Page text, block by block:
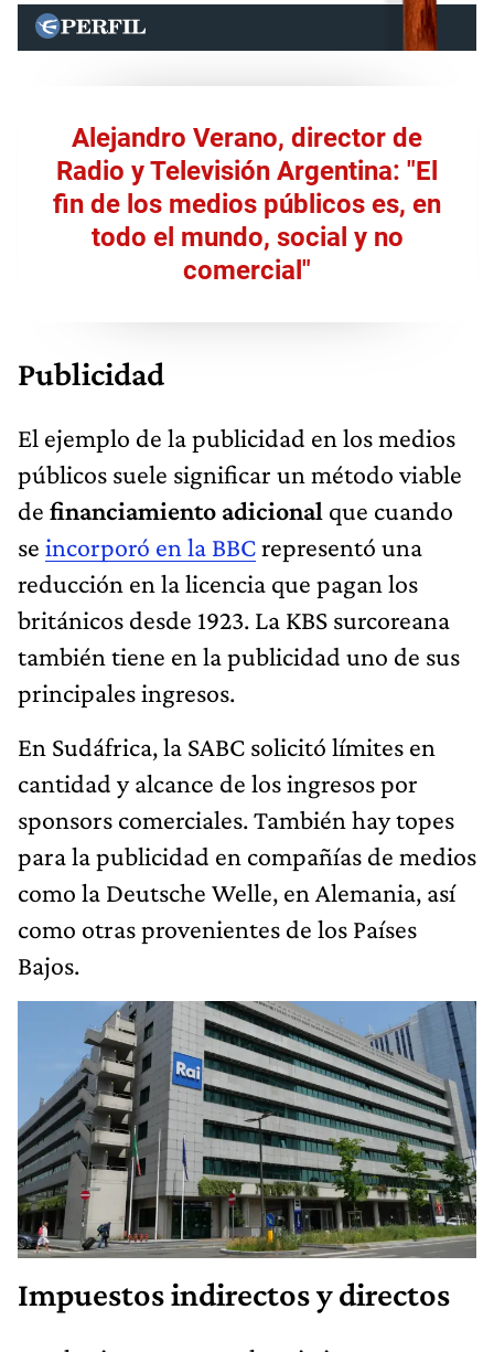
Alejandro Verano, director de
Radio y Televisión Argentina: "El
fin de los medios públicos es, en
todo el mundo, social y no
comercial"
Publicidad
El ejemplo de la publicidad en los medios
públicos suele significar un método viable
de financiamiento adicional que cuando
se incorporó en la BBCrepresentó una
reducción en la licencia que pagan los
británicos desde 1923. La KBS surcoreana
también tiene en la publicidad uno de sus
principales ingresos.
En Sudáfrica, la SABC solicitó límites en
cantidad y alcance de los ingresos por
sponsors comerciales. También hay topes
para la publicidad en compañías de medios
como la Deutsche Welle, en Alemania, así
como otras provenientes de los Países
Bajos.
Impuestos indirectos y directos